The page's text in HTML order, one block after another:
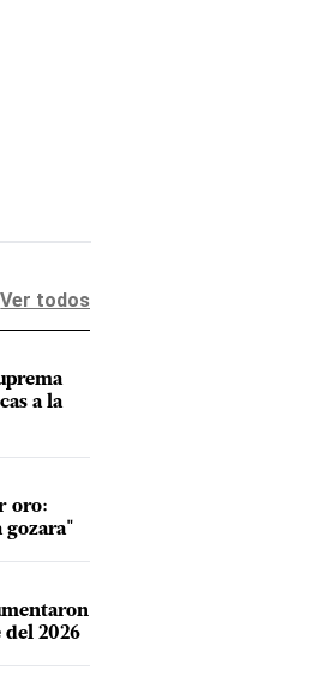
Ver todos
a la
oro:
gozara"
2026